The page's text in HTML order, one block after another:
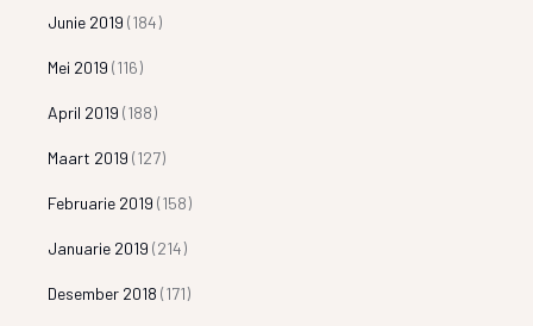
Junie 2019 (184)
Mei 2019 (116)
April 2019 (188)
Maart 2019 (127)
Februarie 2019 (158)
Januarie 2019 (214)
Desember 2018 (171)